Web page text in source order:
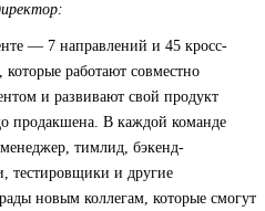
— 7 направлений и 45 кросс-
работают совместно
и развивают свой продукт
продакшена. В каждой команде
тимлид, бэкенд-
тестировщики и другие
новым коллегам, которые смогут